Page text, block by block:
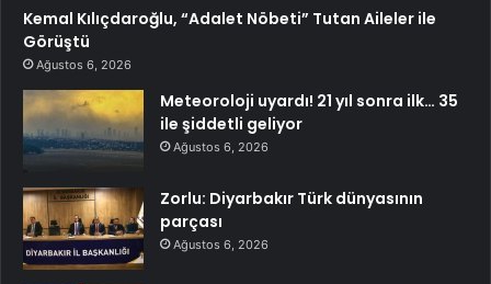
Kemal Kılıçdaroğlu, “Adalet Nöbeti” Tutan Aileler ile
Görüştü
Ağustos 6, 2026
Meteoroloji uyardı! 21 yıl sonra ilk… 35
ile şiddetli geliyor
Ağustos 6, 2026
Zorlu: Diyarbakır Türk dünyasının
parçası
Ağustos 6, 2026